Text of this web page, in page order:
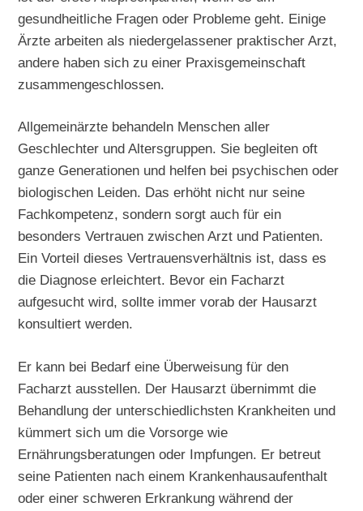
gesundheitliche Fragen oder Probleme geht. Einige
Ärzte arbeiten als niedergelassener praktischer Arzt,
andere haben sich zu einer Praxisgemeinschaft
zusammengeschlossen.
Allgemeinärzte behandeln Menschen aller
Geschlechter und Altersgruppen. Sie begleiten oft
ganze Generationen und helfen bei psychischen oder
biologischen Leiden. Das erhöht nicht nur seine
Fachkompetenz, sondern sorgt auch für ein
besonders Vertrauen zwischen Arzt und Patienten.
Ein Vorteil dieses Vertrauensverhältnis ist, dass es
die Diagnose erleichtert. Bevor ein Facharzt
aufgesucht wird, sollte immer vorab der Hausarzt
konsultiert werden.
Er kann bei Bedarf eine Überweisung für den
Facharzt ausstellen. Der Hausarzt übernimmt die
Behandlung der unterschiedlichsten Krankheiten und
kümmert sich um die Vorsorge wie
Ernährungsberatungen oder Impfungen. Er betreut
seine Patienten nach einem Krankenhausaufenthalt
oder einer schweren Erkrankung während der